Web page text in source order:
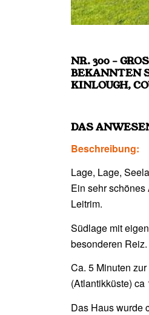
NR. 300 –
KANNTEN
NLOUGH,
DAS
Beschreibung:
Lage, Lage,
Ein sehr
Leitrim.
Südlage mit
besonderen
Ca. 5 Minuten
(Atlantikküste) ca
Das Haus wurde